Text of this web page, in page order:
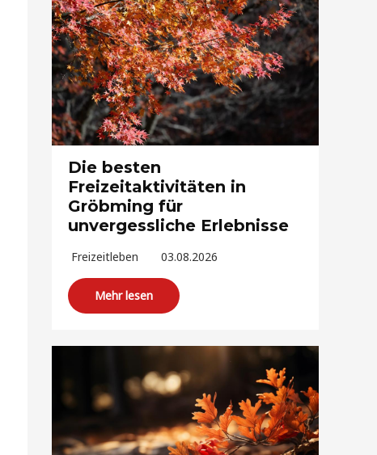
Die besten
Freizeitaktivitäten in
Gröbming für
unvergessliche Erlebnisse
Freizeitleben 03.08.2026
Mehr lesen